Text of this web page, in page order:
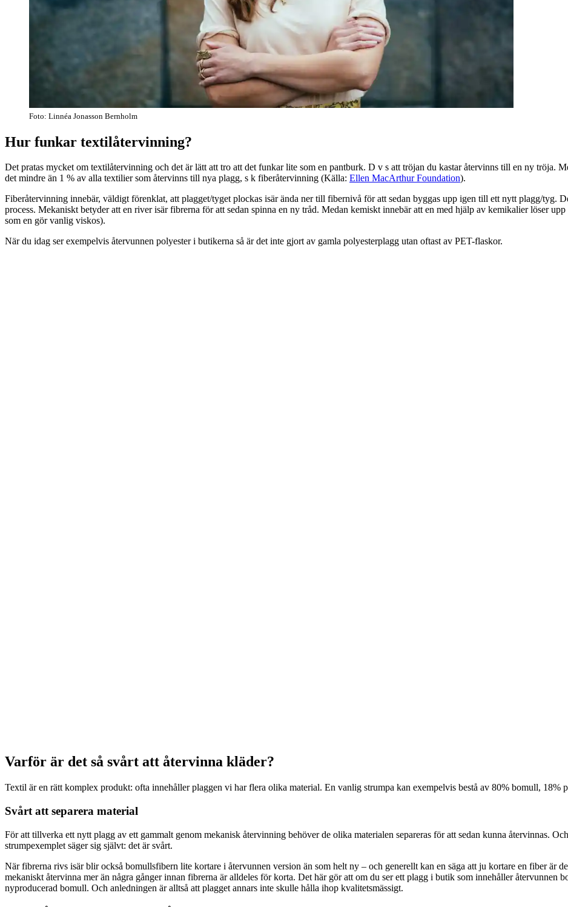
Foto: Linnéa Jonasson Bernholm
Hur funkar textilåtervinning?
Det pratas mycket om textilåtervinning och det är lätt att tro att det funkar lite som en pantburk. D v s att tröjan du kastar återvinns till en ny tröja.
det mindre än 1 % av alla textilier som återvinns till nya plagg, s k fiberåtervinning (Källa: Ellen MacArthur Foundation).
Fiberåtervinning innebär, väldigt förenklat, att plagget/tyget plockas isär ända ner till fibernivå för att sedan byggas upp igen till ett nytt plagg/tyg.
process. Mekaniskt betyder att en river isär fibrerna för att sedan spinna en ny tråd. Medan kemiskt innebär att en med hjälp av kemikalier löser
som en gör vanlig viskos).
När du idag ser exempelvis återvunnen polyester i butikerna så är det inte gjort av gamla polyesterplagg utan oftast av PET-flaskor.
Varför är det så svårt att återvinna kläder?
Textil är en rätt komplex produkt: ofta innehåller plaggen vi har flera olika material. En vanlig strumpa kan exempelvis bestå av 80% bomull, 18%
Svårt att separera material
För att tillverka ett nytt plagg av ett gammalt genom mekanisk återvinning behöver de olika materialen separeras för att sedan kunna återvinnas.
strumpexemplet säger sig självt: det är svårt.
När fibrerna rivs isär blir också bomullsfibern lite kortare i återvunnen version än som helt ny – och generellt kan en säga att ju kortare en fiber är
mekaniskt återvinna mer än några gånger innan fibrerna är alldeles för korta. Det här gör att om du ser ett plagg i butik som innehåller återvunnen
nyproducerad bomull. Och anledningen är alltså att plagget annars inte skulle hålla ihop kvalitetsmässigt.